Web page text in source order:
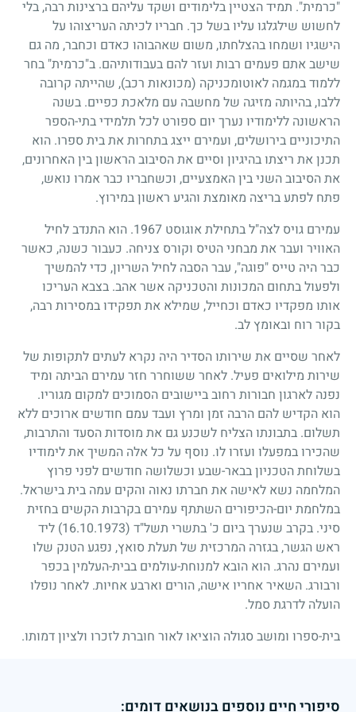
"כרמית". תמיד הצטיין בלימודים ושקד עליהם ברצינות רבה, בלי
לחשוש שילגלגו עליו בשל כך. חבריו לכיתה העריצוהו על
הישגיו ושמחו בהצלחתו, משום שאהבוהו כאדם וכחבר, מה גם
שישב אתם פעמים רבות ועזר להם בעבודותיהם. ב"כרמית" בחר
ללמוד במגמה לאוטומכניקה (מכונאות רכב), שהייתה קרובה
ללבו, בהיותה מזיגה של מחשבה עם מלאכת כפיים. בשנה
הראשונה ללימודיו נערך יום ספורט לכל תלמידי בתי-הספר
התיכוניים בירושלים, ועמירם ייצג בתחרות את בית ספרו. הוא
תכנן את ריצתו בהיגיון וסיים את הסיבוב הראשון בין האחרונים,
את הסיבוב השני בין האמצעיים, וכשחבריו כבר אמרו נואש,
פתח לפתע בריצה מאומצת והגיע ראשון במירוץ.
עמירם גויס לצה"ל בתחילת אוגוסט 1967. הוא התנדב לחיל
האוויר ועבר את מבחני הטיס וקורס צניחה. כעבור כשנה, כאשר
כבר היה טייס "פוגה", עבר הסבה לחיל השריון, כדי להמשיך
ולפעול בתחום המכונות והטכניקה אשר אהב. בצבא העריכו
אותו מפקדיו כאדם וכחייל, שמילא את תפקידו במסירות רבה,
בקור רוח ובאומץ לב.
לאחר שסיים את שירותו הסדיר היה נקרא לעתים לתקופות של
שירות מילואים פעיל. לאחר ששוחרר חזר עמירם הביתה ומיד
נפנה לארגון חבורות רחוב ביישובים הסמוכים למקום מגוריו.
הוא הקדיש להם הרבה זמן ומרץ ועבד עמם חודשים ארוכים ללא
תשלום. בתבונתו הצליח לשכנע גם את מוסדות הסעד והתרבות,
שהכירו במפעלו ועזרו לו. נוסף על כל אלה המשיך את לימודיו
בשלוחת הטכניון בבאר-שבע וכשלושה חודשים לפני פרוץ
המלחמה נשא לאישה את חברתו נאוה והקים עמה בית בישראל.
במלחמת יום-הכיפורים השתתף עמירם בקרבות הקשים בחזית
סיני. בקרב שנערך ביום כ' בתשרי תשל"ד (16.10.1973)
ליד
ראש הגשר, בגזרה המרכזית של תעלת סואץ, נפגע הטנק שלו
ועמירם נהרג. הוא הובא למנוחת-עולמים בבית-העלמין בכפר
ורבורג. השאיר אחריו אישה, הורים וארבע אחיות. לאחר נופלו
הועלה לדרגת סמל.
בית-ספרו ומושב סגולה הוציאו לאור חוברת לזכרו ולציון דמותו.
סיפורי חיים נוספים בנושאים דומים: